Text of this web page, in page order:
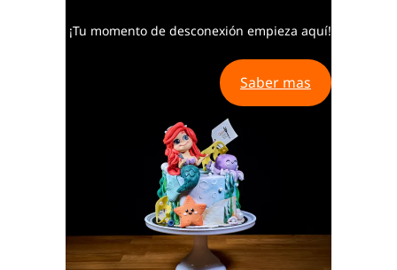
¡Tu momento de desconexión empieza aquí!
Saber mas